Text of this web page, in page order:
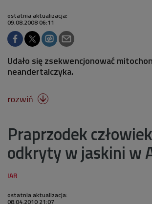
ostatnia aktualizacja:
09.08.2008 06:11
Udało się zsekwencjonować
neandertalczyka.
rozwiń 
Praprzodek
odkryty w jaskini w
ostatnia aktualizacja:
08.04.2010 21:07